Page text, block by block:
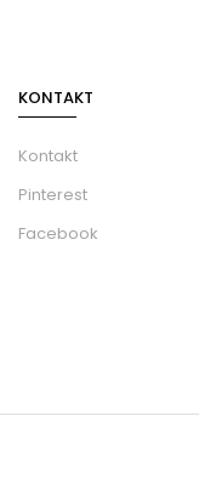
KONTAKT
Kontakt
Pinterest
Facebook